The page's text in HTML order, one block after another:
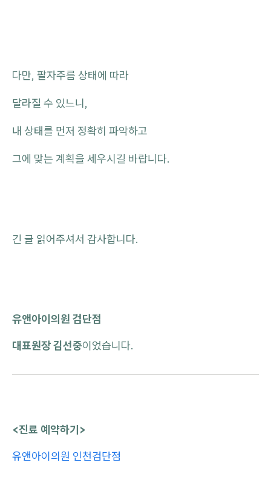
다만, 팔자주름 상태에 따라
달라질 수 있느니,
내 상태를 먼저 정확히 파악하고
그에 맞는 계획을 세우시길 바랍니다.
긴 글 읽어주셔서 감사합니다.
유앤아이의원 검단점
대표원장 김선중이었습니다.
<진료 예약하기>
유앤아이의원 인천검단점